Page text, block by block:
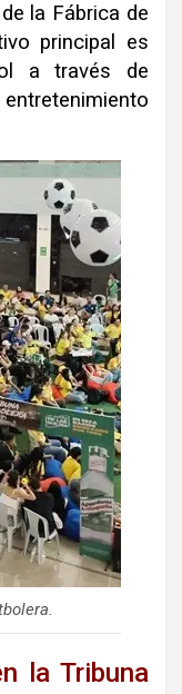
la Fábrica de
principal es
a través de
la Tribuna